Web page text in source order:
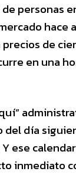
personas
hace a
de
en una
día
ese
inmediato